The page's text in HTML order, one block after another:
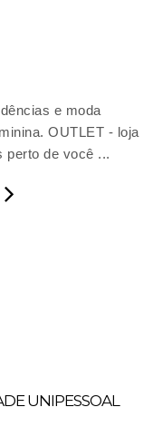
e moda
OUTLET - loja
perto de você ...
UNIPESSOAL